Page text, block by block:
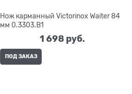
Нож карманный Victorinox Waiter 84
мм 0.3303.B1
1 698 руб.
ПОД ЗАКАЗ